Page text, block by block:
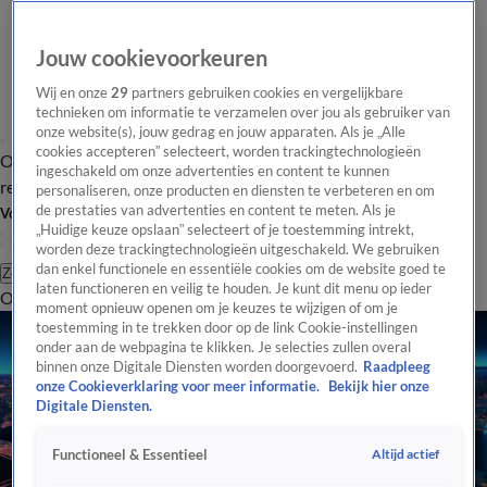
Overzicht Laatste nieuws Regionieuws Het beste van Hart
Tip de
redactie
Volg Hart van Nederland
Zoeken
OverzichtRegioUitzendingenWeerTip de redactiePanelVideo's
Jouw cookievoorkeuren
Wij en onze29 partners gebruiken cookies en vergelijkbare
technieken om informatie te verzamelen over jou als gebruiker van
onze website(s), jouw gedrag en jouw apparaten. Als je „Alle
cookies accepteren” selecteert, worden trackingtechnologieën
ingeschakeld om onze advertenties en content te kunnen
personaliseren, onze producten en diensten te verbeteren en om
de prestaties van advertenties en content te meten. Als je
„Huidige keuze opslaan” selecteert of je toestemming intrekt,
worden deze trackingtechnologieën uitgeschakeld. We gebruiken
dan enkel functionele en essentiële cookies om de website goed te
laten functioneren en veilig te houden. Je kunt dit menu op ieder
moment opnieuw openen om je keuzes te wijzigen of om je
toestemming in te trekken door op de link Cookie-instellingen
onder aan de webpagina te klikken. Je selecties zullen overal
binnen onze Digitale Diensten worden doorgevoerd. Raadpleeg
onze Cookieverklaring voor meer informatie.
Bekijk hier onze
Digitale Diensten.
Functioneel & Essentieel Altijd actief